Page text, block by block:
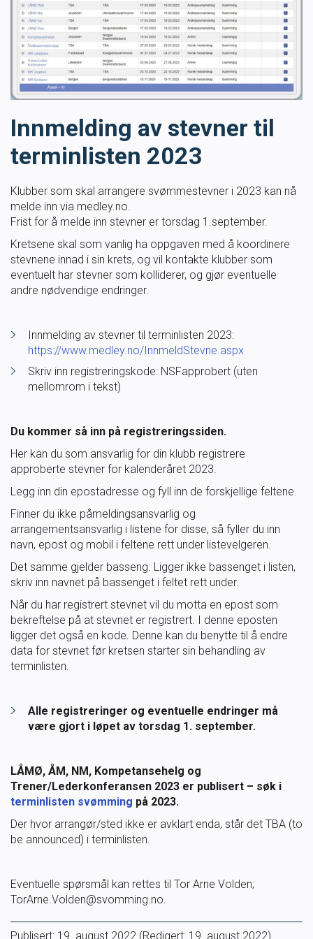
Masterclass
Klubbdrift
Klubbutvikling
For trenere
Utdanning
Blogg
Barneidrett
Ungdomsidrett
Para svømmeidrett for alle
Skolesvømming
Svømmeanlegg
Ledige stillinger
SVØM LANGT UTDANNING
Innmelding av stevner til
terminlisten 2023
Klubber som skal arrangere svømmestevner i 2023 kan nå
melde inn via medley.no.
Frist for å melde inn stevner er torsdag 1.september.
Kretsene skal som vanlig ha oppgaven med å koordinere
stevnene innad i sin krets, og vil kontakte klubber som
eventuelt har stevner som kolliderer, og gjør eventuelle
andre nødvendige endringer.
Innmelding av stevner til terminlisten 2023:
https://www.medley.no/InnmeldStevne.aspx
Skriv inn registreringskode: NSFapprobert (uten
mellomrom i tekst)
Du kommer så inn på registreringssiden.
Her kan du som ansvarlig for din klubb registrere
approberte stevner for kalenderåret 2023.
Legg inn din epostadresse og fyll inn de forskjellige feltene.
Finner du ikke påmeldingsansvarlig og
arrangementsansvarlig i listene for disse, så fyller du inn
navn, epost og mobil i feltene rett under listevelgeren.
Det samme gjelder basseng. Ligger ikke bassenget i listen,
skriv inn navnet på bassenget i feltet rett under.
Når du har registrert stevnet vil du motta en epost som
bekreftelse på at stevnet er registrert. I denne eposten
ligger det også en kode. Denne kan du benytte til å endre
data for stevnet før kretsen starter sin behandling av
terminlisten.
Alle registreringer og eventuelle endringer må
være gjort i løpet av torsdag 1. september.
LÅMØ, ÅM, NM, Kompetansehelg og
Trener/Lederkonferansen 2023 er publisert – søk i
terminlisten svømming på 2023.
Der hvor arrangør/sted ikke er avklart enda, står det TBA (to
be announced) i terminlisten.
Eventuelle spørsmål kan rettes til Tor Arne Volden;
TorArne.Volden@svomming.no.
Publisert: 19. august 2022 (Redigert: 19. august 2022)